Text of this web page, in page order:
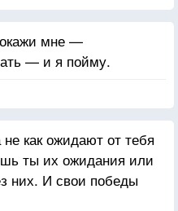
мне —
— и я пойму.
как ожидают от тебя
ты их ожидания или
них. И свои победы